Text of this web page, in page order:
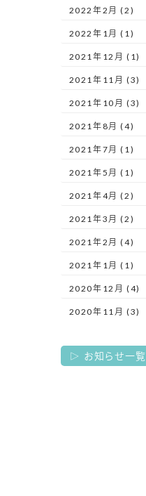
2022年2月 (2)
2022年1月 (1)
2021年12月 (1)
2021年11月 (3)
2021年10月 (3)
2021年8月 (4)
2021年7月 (1)
2021年5月 (1)
2021年4月 (2)
2021年3月 (2)
2021年2月 (4)
2021年1月 (1)
2020年12月 (4)
2020年11月 (3)
お知らせ一覧